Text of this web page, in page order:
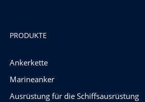
PRODUKTE
Ankerkette
Marineanker
Ausrüstung für die Schiffsausrüstung